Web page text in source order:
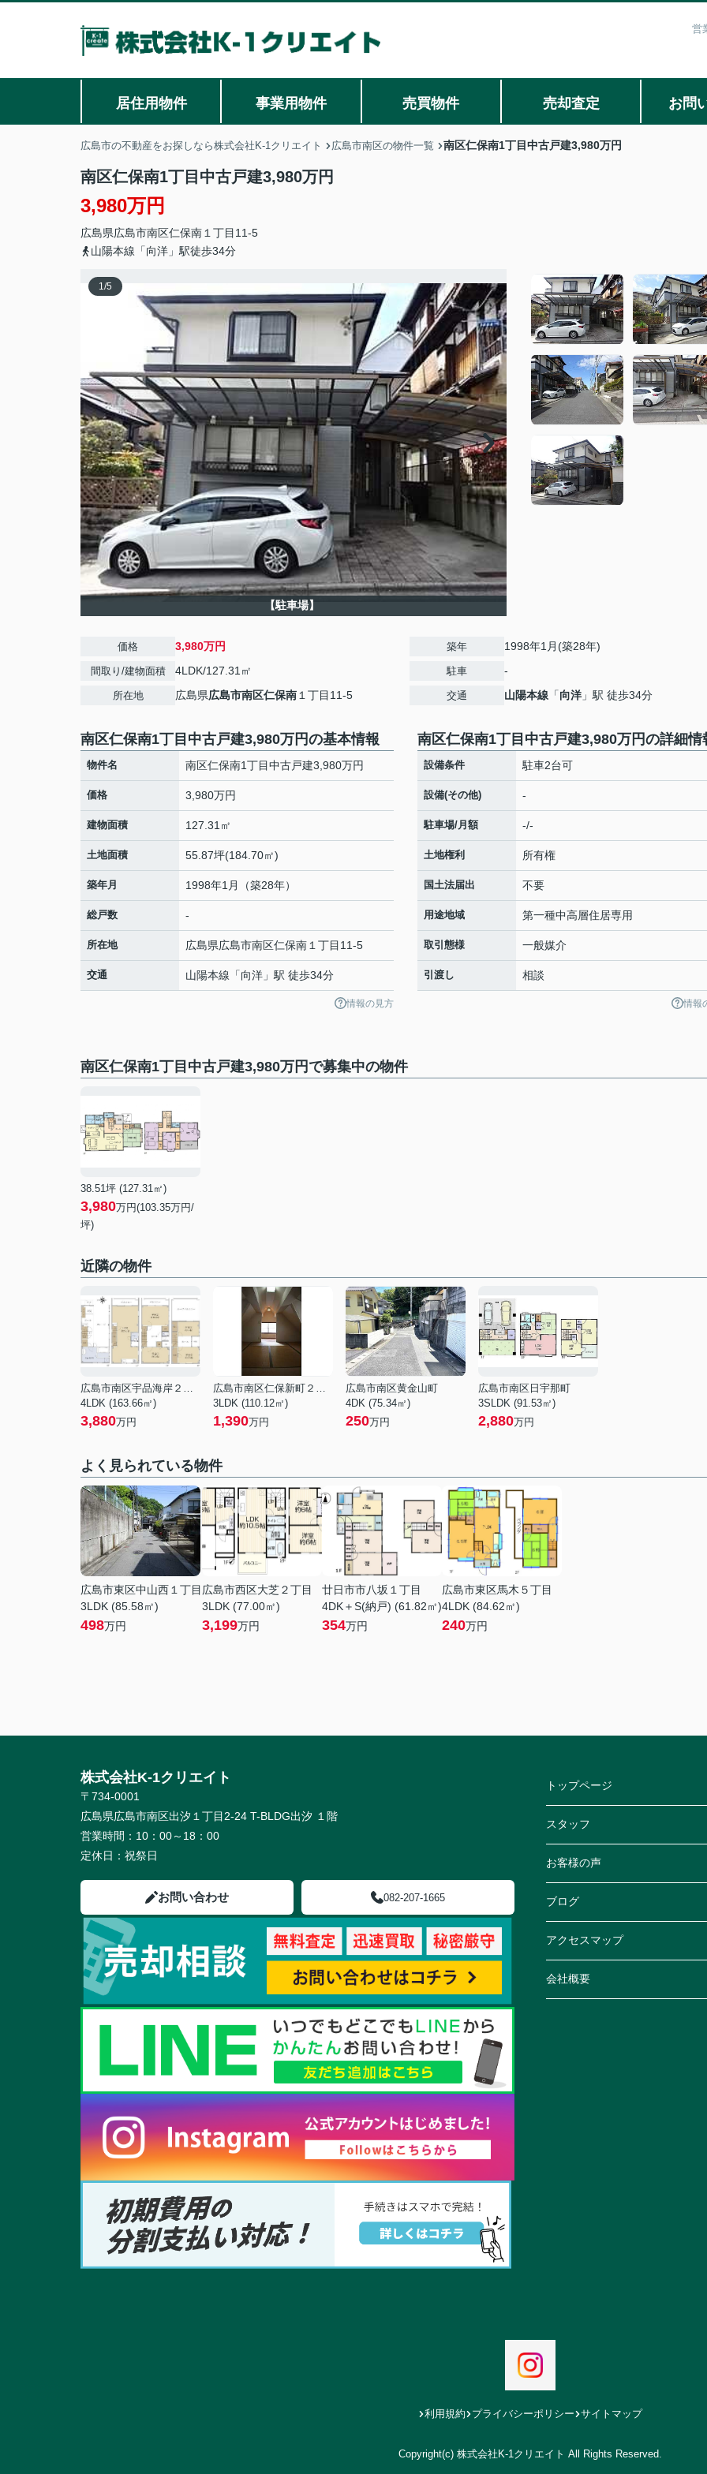
営
居住用物件 事業用物件 売買物件 売却査定 お問
広島市の不動産をお探しなら株式会社K-1クリエイト 広島市南区の物件一覧 南区仁保南1丁目中古戸建3,980万円
南区仁保南1丁目中古戸建3,980万円
3,980万円
広島県広島市南区仁保南 １丁目11-5
山陽本線「向洋」駅徒歩34分
1/5
【駐車場】
価格 3,980万円
間取り/建物面積 4LDK/127.31㎡
所在地 広島県広島市南区仁保南 １丁目11-5
築年 1998年1月(築28年)
駐車 -
交通 山陽本線 「向洋 」駅 徒歩34分
南区仁保南1丁目中古戸建3,980万円の基本情報
物件名 南区仁保南1丁目中古戸建3,980万円
価格 3,980万円
建物面積 127.31㎡
土地面積 55.87坪(184.70㎡)
築年月 1998年1月（築28年）
総戸数 -
所在地 広島県広島市南区仁保南 １丁目11-5
交通 山陽本線 「向洋 」駅 徒歩34分
情報の見方
南区仁保南1丁目中古戸建3,980万円の詳細情
設備条件 駐車2台可
設備(その他) -
駐車場/月額 -/-
土地権利 所有権
国土法届出 不要
用途地域 第一種中高層住居専用
取引態様 一般媒介
引渡し 相談
情報
南区仁保南1丁目中古戸建3,980万円で募集中の物件
38.51坪 (127.31㎡)
3,980万円(103.35万円/
坪)
近隣の物件
広島市南区宇品海岸２丁目
4LDK (163.66㎡)
3,880万円
広島市南区仁保新町２丁目
3LDK (110.12㎡)
1,390万円
広島市南区黄金山町
4DK (75.34㎡)
250万円
広島市南区日宇那町
3SLDK (91.53㎡)
2,880万円
よく見られている物件
広島市東区中山西１丁目
3LDK (85.58㎡)
498万円
広島市西区大芝２丁目
3LDK (77.00㎡)
3,199万円
廿日市市八坂１丁目
4DK＋S(納戸) (61.82㎡)
354万円
広島市東区馬木５丁目
4LDK (84.62㎡)
240万円
株式会社K-1クリエイト
〒734-0001
広島県広島市南区出汐１丁目2-24 T-BLDG出汐 １階
営業時間： 10：00～18：00
定休日： 祝祭日
お問い合わせ 082-207-1665
トップページ
スタッフ
お客様の声
ブログ
アクセスマップ
会社概要
利用規約 プライバシーポリシー サイトマップ
Copyright(c) 株式会社K-1クリエイト All Rights Reserved.